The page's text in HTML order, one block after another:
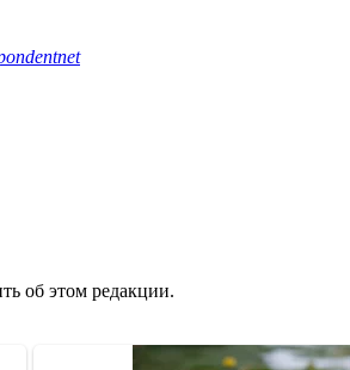
об этом редакции.